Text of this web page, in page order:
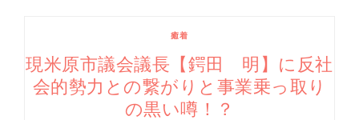
癒着
現米原市議会議長【鍔田 明】に反社
会的勢力との繋がりと事業乗っ取り
の黒い噂！？